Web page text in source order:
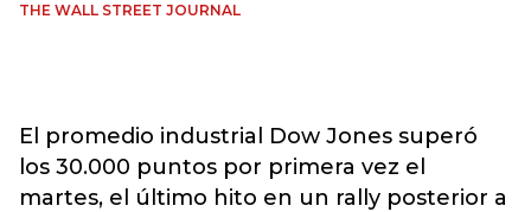
THE WALL STREET JOURNAL
El promedio industrial Dow Jones superó
los 30.000 puntos por primera vez el
martes, el último hito en un rally posterior a